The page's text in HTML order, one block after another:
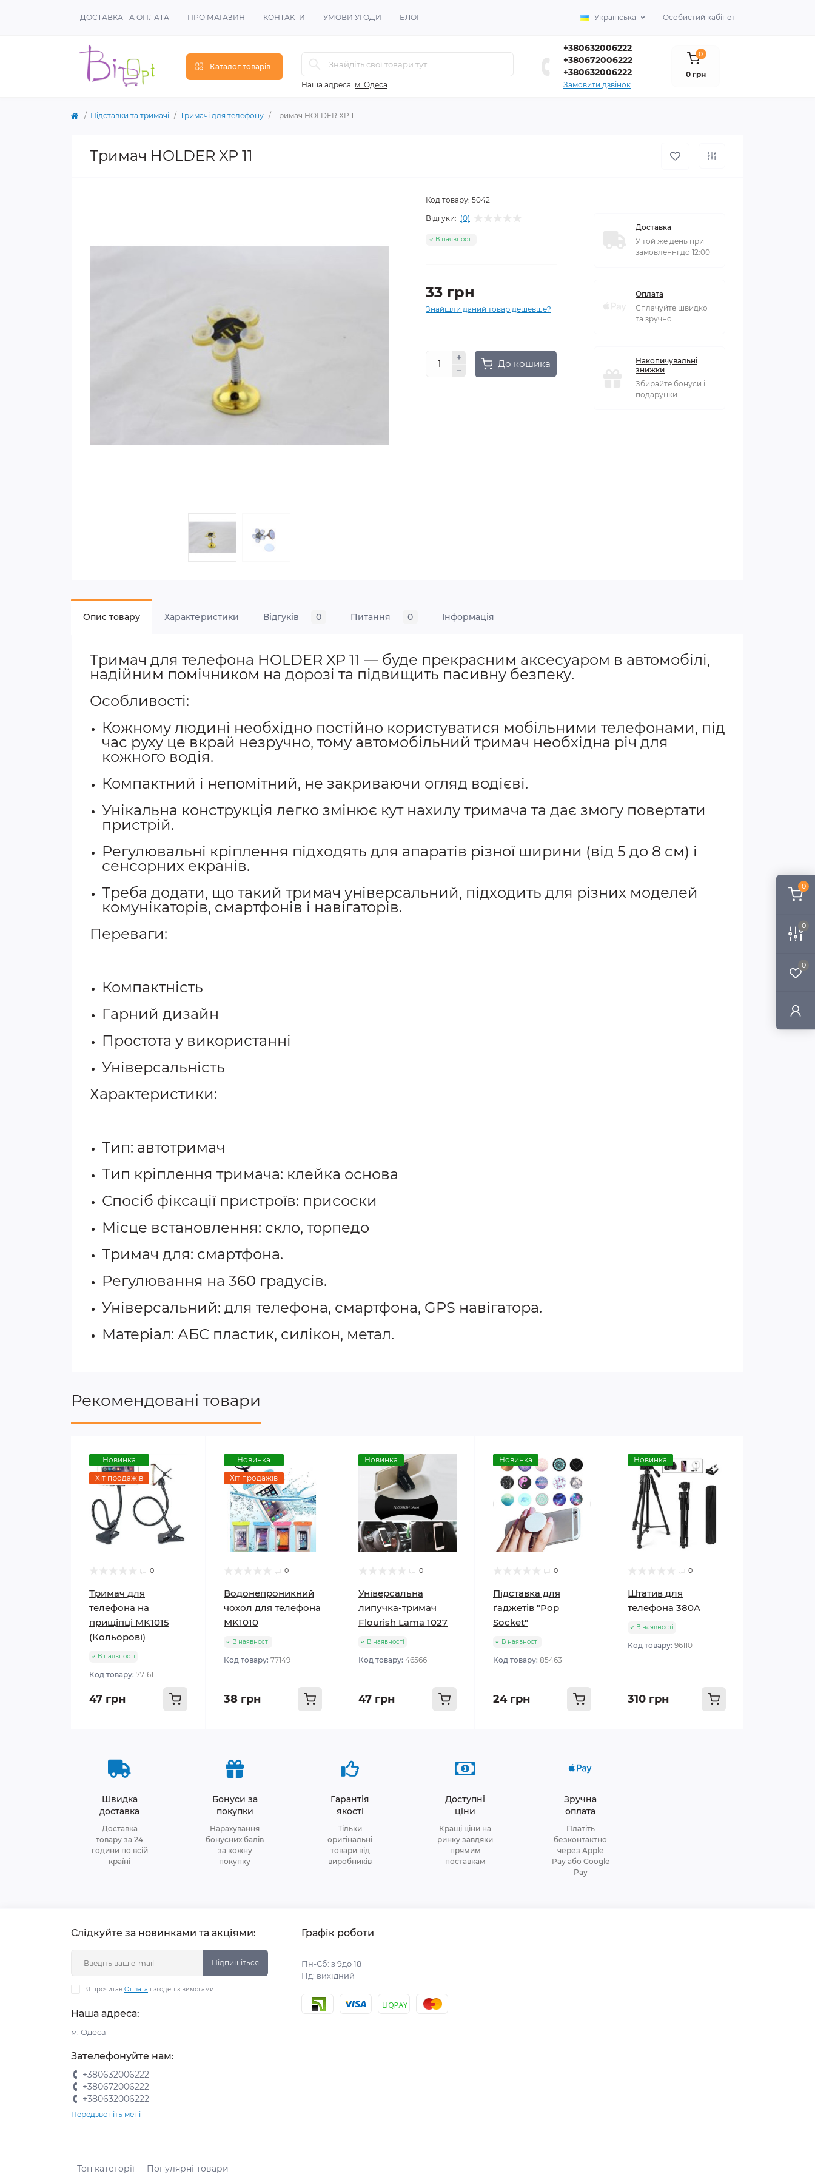
0
0
0
ДОСТАВКА ТА ОПЛАТА ПРО МАГАЗИН КОНТАКТИ УМОВИ УГОДИ БЛОГ Українська Особистий кабінет
Каталог товарів
Наша адреса: м. Одеса
+380632006222
+380672006222
+380632006222
Замовити дзвінок
0
0 грн
Підставки та тримачі Тримачі для телефону Тримач HOLDER XP 11
Тримач HOLDER XP 11
Код товару: 5042
Відгуки: (0)
В наявності
33 грн
Знайшли даний товар дешевше?
До кошика
Доставка
У той же день при
замовленні до 12:00
Оплата
Сплачуйте швидко
та зручно
Накопичувальні
знижки
Збирайте бонуси і
подарунки
Опис товару Характеристики Відгуків 0 Питання 0 Iнформація
Тримач для телефона HOLDER XP 11 — буде прекрасним аксесуаром в автомобілі,
надійним помічником на дорозі та підвищить пасивну безпеку.
Особливості:
Кожному людині необхідно постійно користуватися мобільними телефонами, під
час руху це вкрай незручно, тому автомобільний тримач необхідна річ для
кожного водія.
Компактний і непомітний, не закриваючи огляд водієві.
Унікальна конструкція легко змінює кут нахилу тримача та дає змогу повертати
пристрій.
Регулювальні кріплення підходять для апаратів різної ширини (від 5 до 8 см) і
сенсорних екранів.
Треба додати, що такий тримач універсальний, підходить для різних моделей
комунікаторів, смартфонів і навігаторів.
Переваги:
Компактність
Гарний дизайн
Простота у використанні
Універсальність
Характеристики:
Тип: автотримач
Тип кріплення тримача: клейка основа
Спосіб фіксації пристроїв: присоски
Місце встановлення: скло, торпедо
Тримач для: смартфона.
Регулювання на 360 градусів.
Універсальний: для телефона, смартфона, GPS навігатора.
Матеріал: АБС пластик, силікон, метал.
Рекомендовані товари
Новинка
Хіт продажів
0
Тримач для
телефона на
прищіпці MK1015
(Кольорові)
В наявності
Код товару: 77161
47 грн
Новинка
Хіт продажів
0
Водонепроникний
чохол для телефона
MK1010
В наявності
Код товару: 77149
38 грн
Новинка
0
Універсальна
липучка-тримач
Flourish Lama 1027
В наявності
Код товару: 46566
47 грн
Новинка
0
Підставка для
ґаджетів "Pop
Socket"
В наявності
Код товару: 85463
24 грн
Новинка
0
Штатив для
телефона 380A
В наявності
Код товару: 96110
310 грн
Швидка
доставка
Доставка
товару за 24
години по всій
країні
Бонуси за
покупки
Нарахування
бонусних балів
за кожну
покупку
Гарантія
якості
Тільки
оригінальні
товари від
виробників
Доступні
ціни
Кращі ціни на
ринку завдяки
прямим
поставкам
Зручна
оплата
Платіть
безконтактно
через Apple
Pay або Google
Pay
Слідкуйте за новинками та акціями:
Підпишіться
Я прочитав Оплата і згоден з вимогами
Наша адреса:
м. Одеса
Зателефонуйте нам:
+380632006222
+380672006222
+380632006222
Передзвоніть мені
Графік роботи
Пн-Сб: з 9до 18
Нд: вихідний
Топ категорії Популярні товари